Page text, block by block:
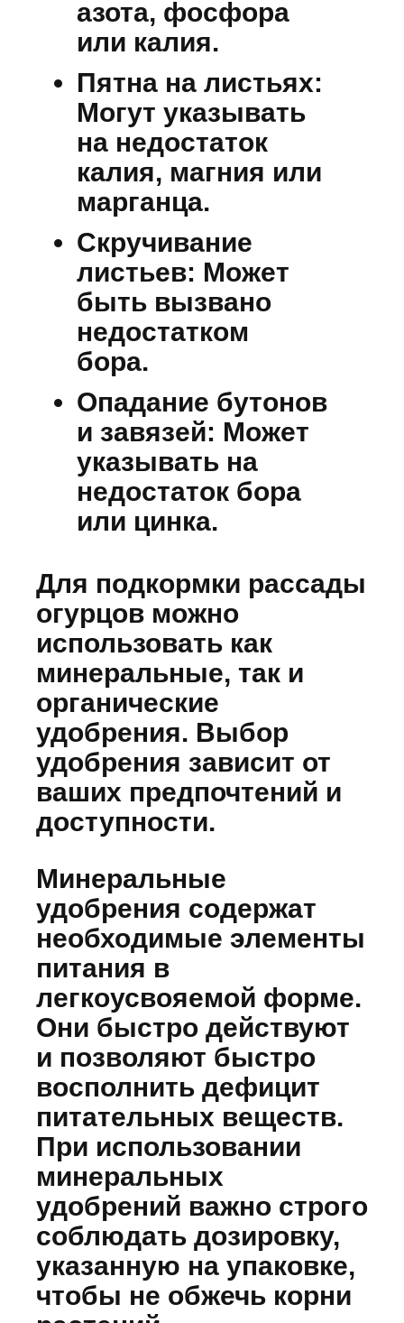
азота, фосфора
или калия.
Пятна на листьях:
Могут указывать
на недостаток
калия, магния или
марганца.
Скручивание
листьев: Может
быть вызвано
недостатком
бора.
Опадание бутонов
и завязей: Может
указывать на
недостаток бора
или цинка.
Для подкормки рассады
огурцов можно
использовать как
минеральные, так и
органические
удобрения. Выбор
удобрения зависит от
ваших предпочтений и
доступности.
Минеральные
удобрения содержат
необходимые элементы
питания в
легкоусвояемой форме.
Они быстро действуют
и позволяют быстро
восполнить дефицит
питательных веществ.
При использовании
минеральных
удобрений важно строго
соблюдать дозировку,
указанную на упаковке,
чтобы не обжечь корни